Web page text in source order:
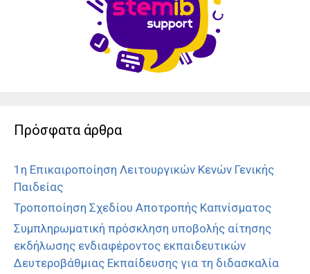
Πρόσφατα άρθρα
1η Επικαιροποίηση Λειτουργικών Κενών Γενικής
Παιδείας
Τροποποίηση Σχεδίου Αποτροπής Καπνίσματος
Συμπληρωματική πρόσκληση υποβολής αίτησης
εκδήλωσης ενδιαφέροντος εκπαιδευτικών
Δευτεροβάθμιας Εκπαίδευσης για τη διδασκαλία